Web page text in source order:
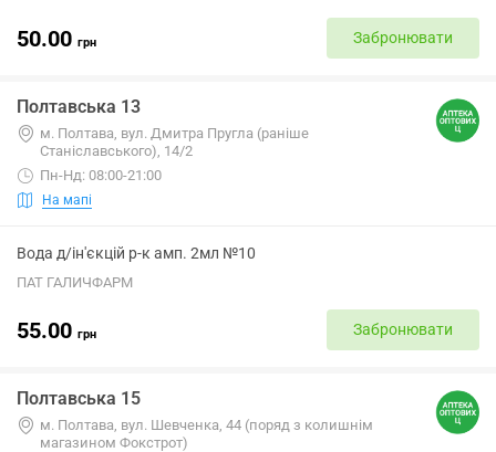
50.00 грн Забронювати
Полтавська 13
м. Полтава, вул. Дмитра Пругла (раніше
Станіславського), 14/2
Пн-Нд: 08:00-21:00
На мапі
Вода д/ін'єкцій р-к амп. 2мл №10
ПАТ ГАЛИЧФАРМ
55.00 грн Забронювати
Полтавська 15
м. Полтава, вул. Шевченка, 44 (поряд з колишнім
магазином Фокстрот)